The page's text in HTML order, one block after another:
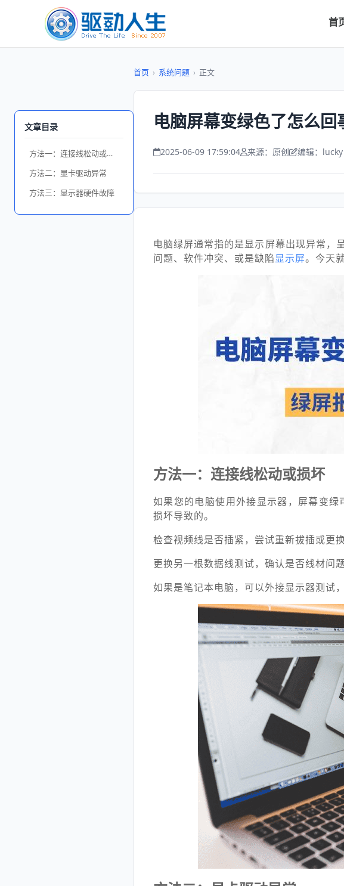
首
文章目录
方法一：连接线松动或损坏
方法二：显卡驱动异常
方法三：显示器硬件故障
首页 › 系统问题 › 正文
电脑屏幕变绿色了怎么
2025-06-09 17:59:04 来源：原创 编辑：lucky
电脑绿屏通常指的是显示屏幕出现异常，
问题、软件冲突、或是缺陷显示屏。今天
方法一：连接线松动或损坏
如果您的电脑使用外接显示器，屏幕变
损坏导致的。
检查视频线是否插紧，尝试重新拔插或更换
更换另一根数据线测试，确认是否线材问题
如果是笔记本电脑，可以外接显示器测试